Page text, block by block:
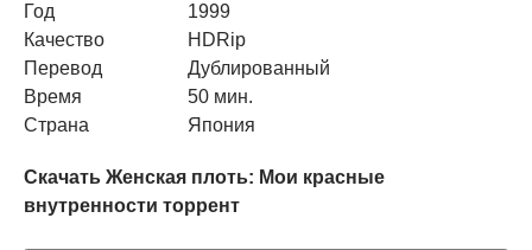
Год
1999
Качество
HDRip
Перевод
Дублированный
Время
50 мин.
Страна
Япония
Скачать Женская плоть: Мои красные
внутренности торрент